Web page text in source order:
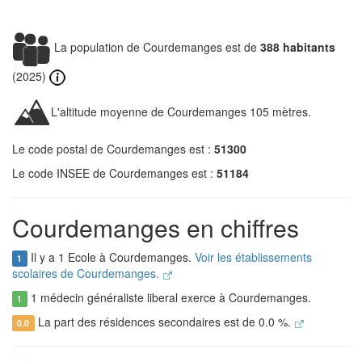
La population de Courdemanges est de 388 habitants
(2025)
L'altitude moyenne de Courdemanges 105 mètres.
Le code postal de Courdemanges est : 51300
Le code INSEE de Courdemanges est : 51184
Courdemanges en chiffres
1 Il y a 1 Ecole à Courdemanges. Voir les établissements
scolaires de Courdemanges.
1 1 médecin généraliste liberal exerce à Courdemanges.
0.0 La part des résidences secondaires est de 0.0 %.